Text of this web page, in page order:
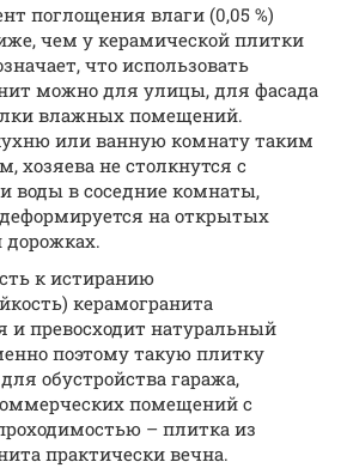
поглощения влаги (0,05 %)
чем у керамической плитки
что использовать
можно для улицы, для фасада
влажных помещений.
или ванную комнату таким
хозяева не столкнутся с
воды в соседние комнаты,
на открытых
дорожках.
к истиранию
керамогранита
и превосходит натуральный
поэтому такую плитку
обустройства гаража,
помещений с
– плитка из
практически вечна.